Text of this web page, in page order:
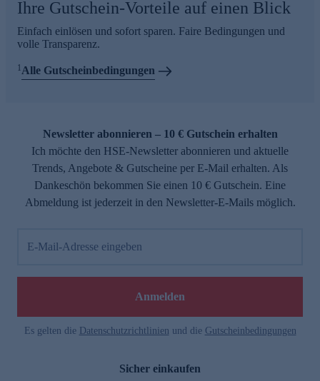
Ihre Gutschein-Vorteile auf einen Blick
Einfach einlösen und sofort sparen. Faire Bedingungen und
volle Transparenz.
1Alle Gutscheinbedingungen
Newsletter abonnieren – 10 € Gutschein erhalten
Ich möchte den HSE-Newsletter abonnieren und aktuelle
Trends, Angebote & Gutscheine per E-Mail erhalten. Als
Dankeschön bekommen Sie einen 10 € Gutschein. Eine
Abmeldung ist jederzeit in den Newsletter-E-Mails möglich.
E-Mail-Adresse eingeben
Anmelden
Es gelten die Datenschutzrichtlinien und die Gutscheinbedingungen
Sicher einkaufen